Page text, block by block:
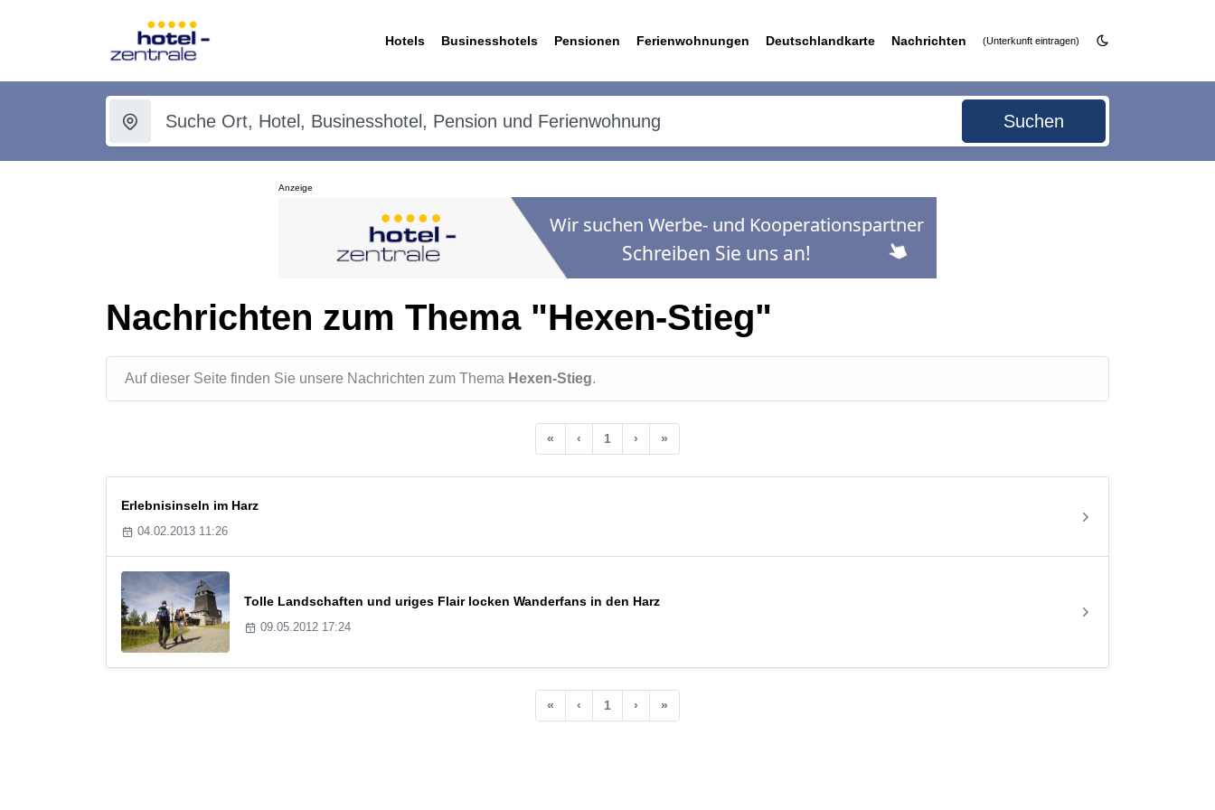
Hotels Businesshotels Pensionen Ferienwohnungen Deutschlandkarte Nachrichten (Unterkunft eintragen)
Suchen
Anzeige
Nachrichten zum Thema "Hexen-Stieg"
Auf dieser Seite finden Sie unsere Nachrichten zum Thema Hexen-Stieg.
« ‹ 1 › »
Erlebnisinseln im Harz
04.02.2013 11:26
Tolle Landschaften und uriges Flair locken Wanderfans in den Harz
09.05.2012 17:24
« ‹ 1 › »